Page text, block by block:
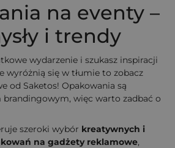
na eventy –
i trendy
wydarzenie i szukasz inspiracji
wyróżnią się w tłumie to zobacz
od Saketos! Opakowania są
więc warto zadbać o
szeroki wybór kreatywnych i
na gadżety reklamowe,